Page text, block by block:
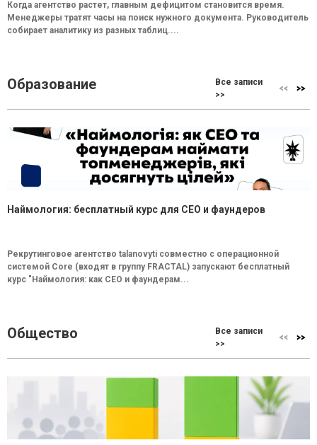
Когда агентство растет, главным дефицитом становится время.
Менеджеры тратят часы на поиск нужного документа. Руководитель
собирает аналитику из разных таблиц....
Образование
Все записи
>>
Наймология: бесплатный курс для CEO и фаундеров
Рекрутинговое агентство talanovyti совместно с операционной
системой Core (входят в группу FRACTAL) запускают бесплатный
курс "Наймология: как СEO и фаундерам...
Общество
Все записи
>>